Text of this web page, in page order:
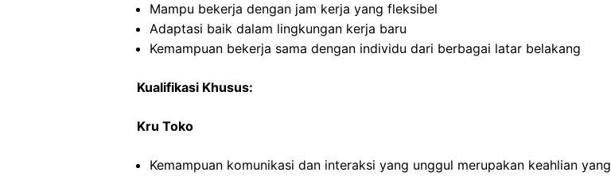
Mampu bekerja dengan jam kerja yang fleksibel
Adaptasi baik dalam lingkungan kerja baru
Kemampuan bekerja sama dengan individu dari berbagai latar belakang
Kualifikasi Khusus:
Kru Toko
Kemampuan komunikasi dan interaksi yang unggul merupakan keahlian yang